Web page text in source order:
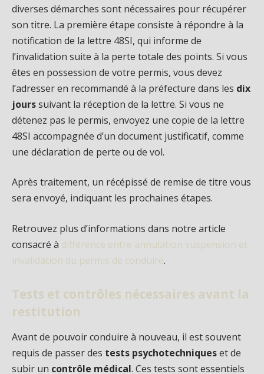
diverses démarches sont nécessaires pour récupérer
son titre. La première étape consiste à répondre à la
notification de la lettre 48SI, qui informe de
l’invalidation suite à la perte totale des points. Si vous
êtes en possession de votre permis, vous devez
l’adresser en recommandé à la préfecture dans les dix
jourssuivant la réception de la lettre. Si vous ne
détenez pas le permis, envoyez une copie de la lettre
48SI accompagnée d’un document justificatif, comme
une déclaration de perte ou de vol.
Après traitement, un récépissé de remise de titre vous
sera envoyé, indiquant les prochaines étapes.
Retrouvez plus d’informations dans notre article
consacré à différence entre annulation suspension et
invalidation du permis de conduire.
Tests et contrôles nécessaires avant la
restitution
Avant de pouvoir conduire à nouveau, il est souvent
requis de passer des tests psychotechniqueset de
subir un contrôle médical. Ces tests sont essentiels